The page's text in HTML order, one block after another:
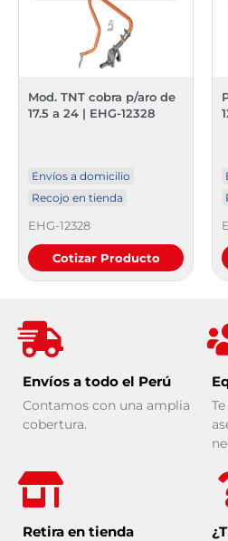
Mod. TNT cobra p/aro de
17.5 a 24 | EHG-12328
Envíos a domicilio
Recojo en tienda
EHG-12328
Cotizar Producto
Envíos a todo el Perú
Contamos con una amplia
cobertura.
Retira en tienda